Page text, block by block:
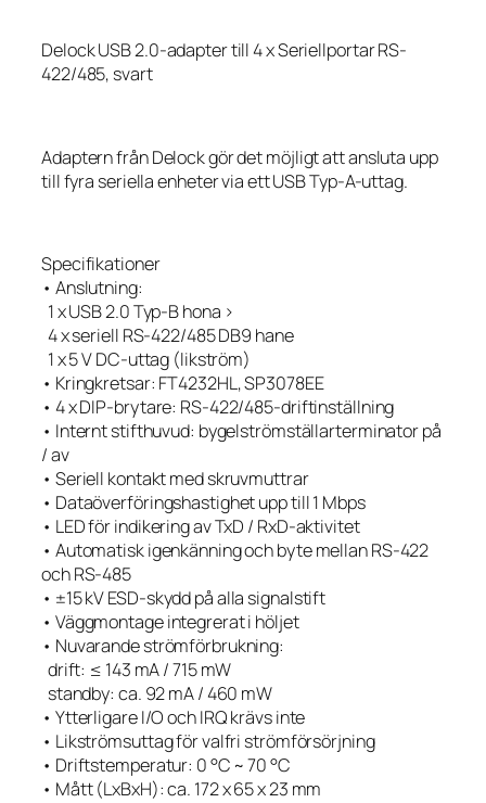
Delock USB 2.0-adapter till 4 x Seriellportar RS-
422/485, svart
Adaptern från Delock gör det möjligt att ansluta upp
till fyra seriella enheter via ett USB Typ-A-uttag.
Specifikationer
• Anslutning:
1 x USB 2.0 Typ-B hona >
4 x seriell RS-422/485 DB9 hane
1 x 5 V DC-uttag (likström)
• Kringkretsar: FT4232HL, SP3078EE
• 4 x DIP-brytare: RS-422/485-driftinställning
• Internt stifthuvud: bygelströmställarterminator på
/ av
• Seriell kontakt med skruvmuttrar
• Dataöverföringshastighet upp till 1 Mbps
• LED för indikering av TxD / RxD-aktivitet
• Automatisk igenkänning och byte mellan RS-422
och RS-485
• ±15 kV ESD-skydd på alla signalstift
• Väggmontage integrerat i höljet
• Nuvarande strömförbrukning:
drift: ≤ 143 mA / 715 mW
standby: ca. 92 mA / 460 mW
• Ytterligare I/O och IRQ krävs inte
• Likströmsuttag för valfri strömförsörjning
• Driftstemperatur: 0 °C ~ 70 °C
• Mått (LxBxH): ca. 172 x 65 x 23 mm